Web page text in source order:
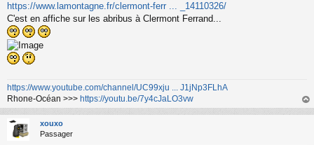
https://www.lamontagne.fr/clermont-ferr ... _14110326/
C'est en affiche sur les abribus à Clermont Ferrand...
https://www.youtube.com/channel/UC99xju ... J1jNp3FLhA
Rhone-Océan >>> https://youtu.be/7y4cJaLO3vw
au
xouxo
Passager